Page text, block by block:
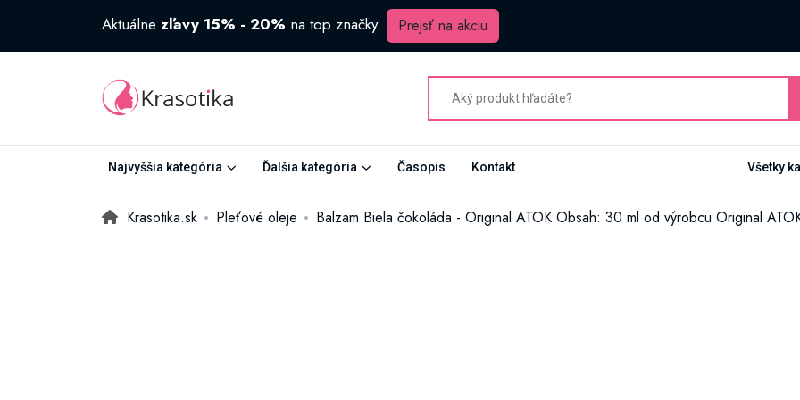
Aktuálne zľavy 15% - 20% na top značky Prejsť na akciu
Najvyššia kategória Ďalšia kategória Časopis Kontakt Všetky
Krasotika.sk Pleťové oleje Balzam Biela čokoláda - Original ATOK Obsah: 30 ml od výrobcu Original